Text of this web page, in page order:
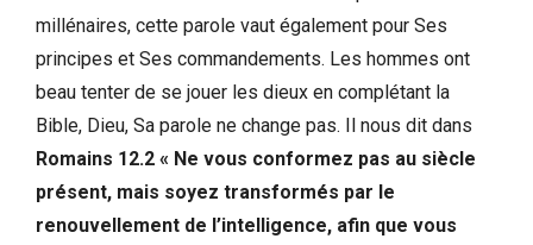
millénaires, cette parole vaut également pour Ses
principes et Ses commandements. Les hommes ont
beau tenter de se jouer les dieux en complétant la
Bible, Dieu, Sa parole ne change pas. Il nous dit dans
Romains 12.2 « Ne vous conformez pas au siècle
présent, mais soyez transformés par le
renouvellement de l’intelligence, afin que vous